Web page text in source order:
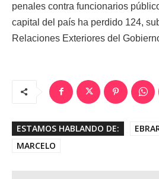
penales contra funcionarios
capital del país ha perdido 124,
Relaciones Exteriores del
ESTAMOS HABLANDO DE:
MARCELO